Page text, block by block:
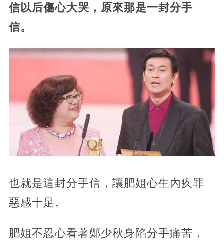
信以后傷心大哭，原來那是一封分手
信。
也就是這封分手信，讓肥姐心生內疚罪
惡感十足。
肥姐不忍心看著鄭少秋身陷分手痛苦，